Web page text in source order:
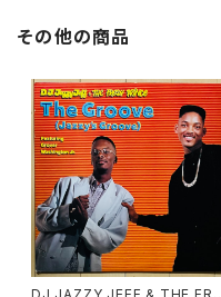
その他の商品